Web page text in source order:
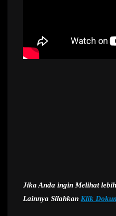
Jika Anda ingin Melihat
Lainnya Silahkan Klik